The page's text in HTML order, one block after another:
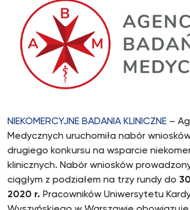
NIEKOMERCYJNE BADANIA KLINICZNE –
Medycznych uruchomiła nabór
drugiego konkursu na wsparcie
klinicznych. Nabór wniosków
ciągłym z podziałem na trzy rundy do
2020 r. Pracowników Uniwersytetu